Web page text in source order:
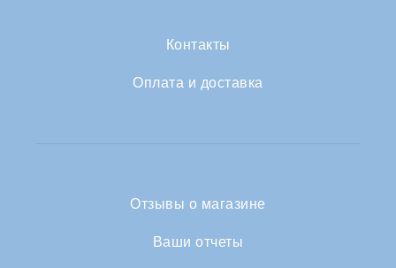
Контакты
Оплата и доставка
Отзывы о магазине
Ваши отчеты